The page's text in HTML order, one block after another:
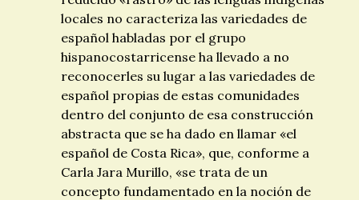
locales no caracteriza las variedades de
español habladas por el grupo
hispanocostarricense ha llevado a no
reconocerles su lugar a las variedades de
español propias de estas comunidades
dentro del conjunto de esa construcción
abstracta que se ha dado en llamar «el
español de Costa Rica», que, conforme a
Carla Jara Murillo, «se trata de un
concepto fundamentado en la noción de